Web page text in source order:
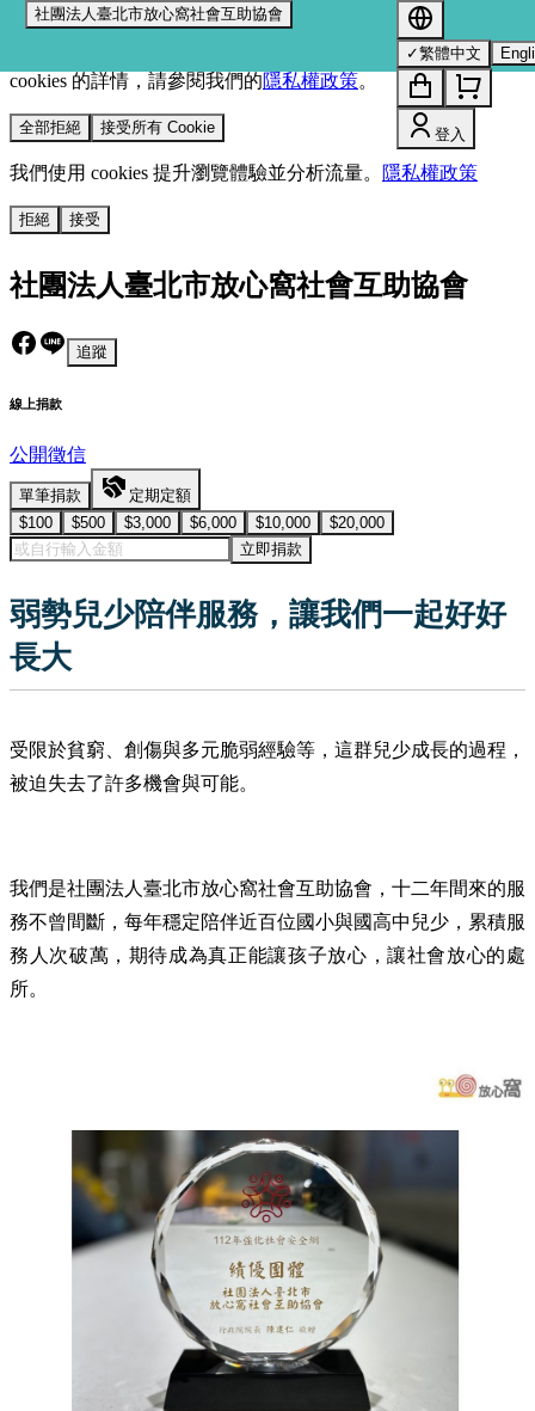
我們使用 cookies 來提升您的瀏覽體驗並分析網站流量。
欲了解更多有關我們使用
cookies 的詳情，請參閱我們的隱私權政策。
全部拒絕 接受所有 Cookie
我們使用 cookies 提升瀏覽體驗並分析流量。 隱私權政策
拒絕 接受
社團法人臺北市放心窩社會互助協會
✓繁體中文
登入
社團法人臺北市放心窩社會互助協會
追蹤
線上捐款
公開徵信
單筆捐款
定期定額
$100
$500 $3,000 $6,000 $10,000
$20,000
立即捐款
弱勢兒少陪伴服務，讓我們一起好好
長大
受限於貧窮、創傷與多元脆弱經驗等，這群兒少成長的過程，
被迫失去了許多機會與可能。
我們是社團法人臺北市放心窩社會互助協會，十二年間來的服
務不曾間斷，每年穩定陪伴近百位國小與國高中兒少，累積服
務人次破萬，期待成為真正能讓孩子放心，讓社會放心的處
所。